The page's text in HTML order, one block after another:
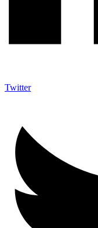
Twitter